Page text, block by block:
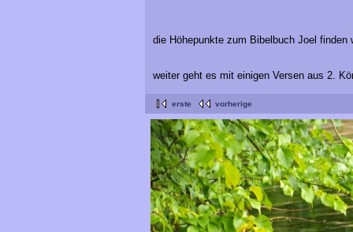
die Höhepunkte zum Bibelbuch Joel finden
weiter geht es mit einigen Versen aus 2.
erste vorherige